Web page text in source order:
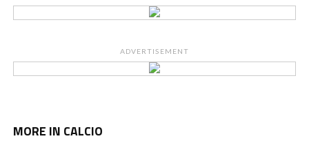
ADVERTISEMENT
MORE IN CALCIO